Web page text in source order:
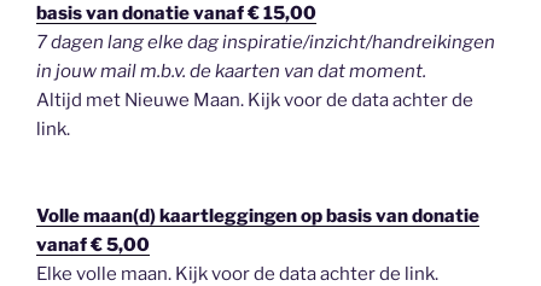
basis van donatie vanaf € 15,00
7 dagen lang elke dag inspiratie/inzicht/handreikingen
in jouw mail m.b.v. de kaarten van dat moment.
Altijd met Nieuwe Maan. Kijk voor de data achter de
link.
Volle maan(d) kaartleggingen op basis van donatie
vanaf € 5,00
Elke volle maan. Kijk voor de data achter de link.